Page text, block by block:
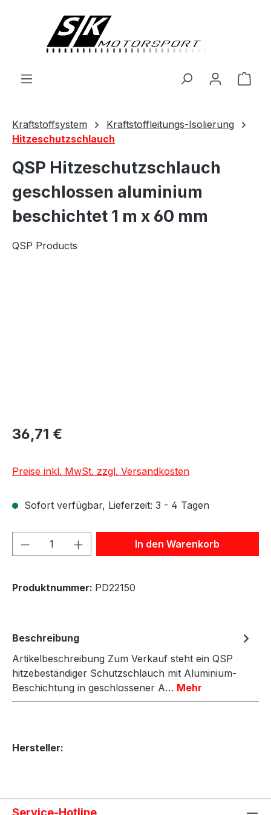
Kraftstoffsystem
Kraftstoffleitungs-Isolierung
Hitzeschutzschlauch
QSP Hitzeschutzschlauch
geschlossen aluminium
beschichtet 1 m x 60 mm
QSP Products
36,71 €
Preise inkl. MwSt. zzgl. Versandkosten
Sofort verfügbar, Lieferzeit: 3 - 4 Tagen
Produkt Anzahl: Gib denIn den Warenkorb
Produktnummer: PD22150
Beschreibung
Artikelbeschreibung Zum Verkauf steht ein QSP
hitzebeständiger Schutzschlauch mit Aluminium-
Beschichtung in geschlossener A… Mehr
Hersteller:
Service-Hotline